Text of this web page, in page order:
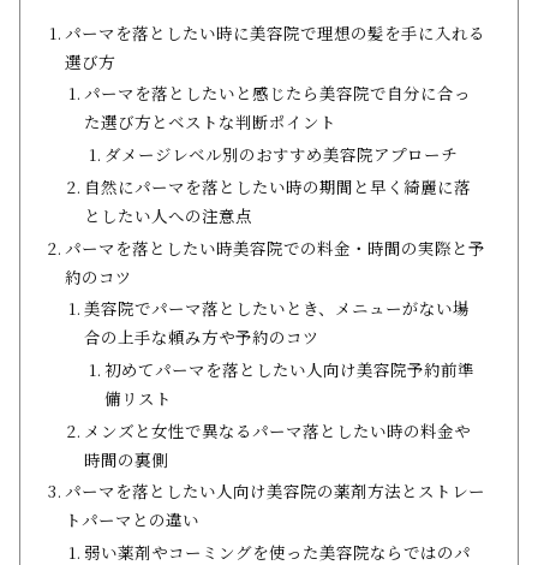
パーマを落としたい時に美容院で理想の髪を手に入れる
選び方
パーマを落としたいと感じたら美容院で自分に合っ
た選び方とベストな判断ポイント
ダメージレベル別のおすすめ美容院アプローチ
自然にパーマを落としたい時の期間と早く綺麗に落
としたい人への注意点
パーマを落としたい時美容院での料金・時間の実際と予
約のコツ
美容院でパーマ落としたいとき、メニューがない場
合の上手な頼み方や予約のコツ
初めてパーマを落としたい人向け美容院予約前準
備リスト
メンズと女性で異なるパーマ落としたい時の料金や
時間の裏側
パーマを落としたい人向け美容院の薬剤方法とストレー
トパーマとの違い
弱い薬剤やコーミングを使った美容院ならではのパ